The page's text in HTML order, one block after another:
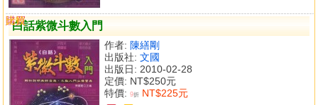
白話紫微斗數入門
作者: 陳繕剛
出版社: 文國
出版日: 2010-02-28
定價: NT$250元
特價: 9折 NT$225元
購買
比較